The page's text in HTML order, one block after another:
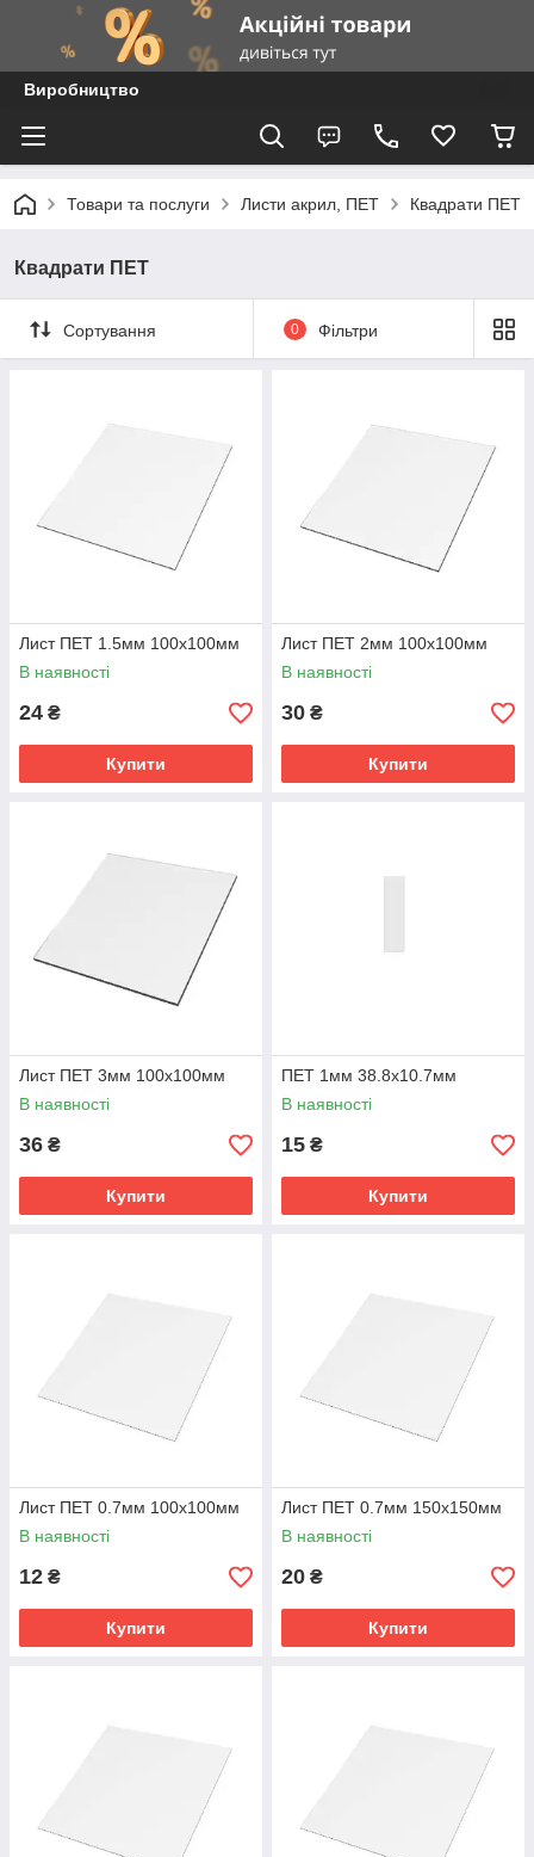
Виробництво
Товари та послуги Листи акрил, ПЕТ Квадрати ПЕТ
Квадрати ПЕТ
Сортування 0 Фільтри
Лист ПЕТ 1.5мм 100х100мм
В наявності
24 ₴
Купити
Лист ПЕТ 2мм 100х100мм
В наявності
30 ₴
Купити
Лист ПЕТ 3мм 100х100мм
В наявності
36 ₴
Купити
ПЕТ 1мм 38.8х10.7мм
В наявності
15 ₴
Купити
Лист ПЕТ 0.7мм 100х100мм
В наявності
12 ₴
Купити
Лист ПЕТ 0.7мм 150х150мм
В наявності
20 ₴
Купити